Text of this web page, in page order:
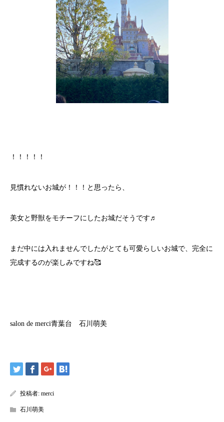
！！！！！
見慣れないお城が！！！と思ったら、
美女と野獣をモチーフにしたお城だそうです♬
まだ中には入れませんでしたがとても可愛らしいお城で、完全に
完成するのが楽しみですね🥰
salon de merci青葉台 石川萌美
投稿者: merci
石川萌美